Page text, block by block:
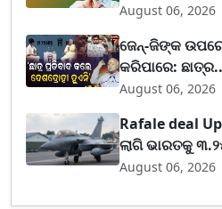
August 06, 2026
ଜେନ୍-ଜିଙ୍କ
କରିପାରେ:
August 06, 2026
Rafale deal
ଲାଗି ଭାରତକୁ
August 06, 2026